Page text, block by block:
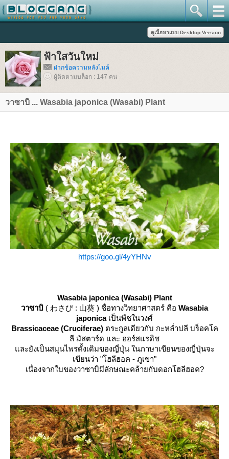
ฟ้าใสวันใหม่
ฝากข้อความหลังไมค์
ผู้ติดตามบล็อก : 147 คน
วาซาบิ ... Wasabia japonica (Wasabi) Plant
https://goo.gl/4yYHNv
Wasabia japonica (Wasabi) Plant
วาซาบิ ( わさび : 山葵 ) ชื่อทางวิทยาศาสตร์ คือ Wasabia
japonicaเป็นพืชในวงศ์
Brassicaceae (Cruciferae) ตระกูลเดียวกับ กะหล่ำปลี บร็อคโค
ลี มัสตาร์ด และ ฮอร์สแรดิช
ละยังเป็นสมุนไพรดั้งเดิมของญี่ปุ่น ในภาษาเขียนของญี่ปุ่นจะ
เขียนว่า "โฮลีฮอค - ภูเขา"
เนื่องจากใบของวาซาบิมีลักษณะคล้ายกับดอกโฮลีฮอค?